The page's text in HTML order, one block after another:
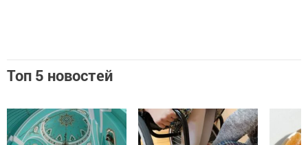
Топ 5 новостей